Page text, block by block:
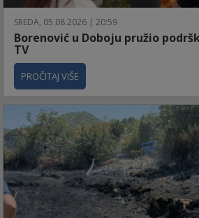
SREDA, 05.08.2026 | 20:59
Borenović u Doboju pružio
TV
PROČITAJ VIŠE